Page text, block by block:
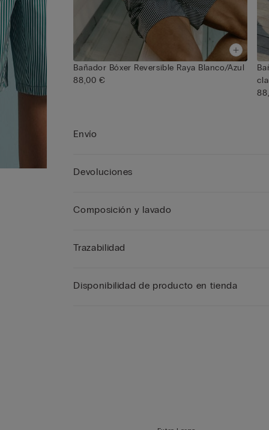
Bañador Bóxer Reversible Raya Blanco/Azul
88,00 €
Envío
Devoluciones
Composición y lavado
Trazabilidad
Disponibilidad de producto en tienda